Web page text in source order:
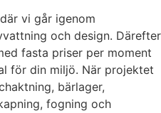
vi går igenom
och design. Därefter
fasta priser per moment
för din miljö. När projektet
bärlager,
fogning och